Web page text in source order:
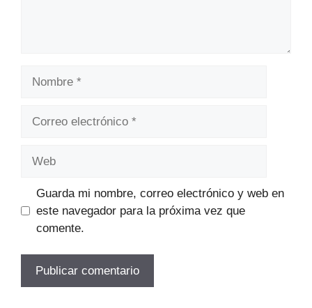
Guarda mi nombre, correo electrónico y web en
este navegador para la próxima vez que
comente.